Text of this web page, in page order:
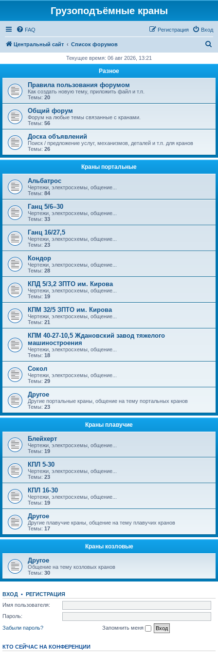
Грузоподъёмные краны
FAQ Вход
Регистрация
Центральный сайт Список форумов
с
Текущее время: 06 авг 2026, 13:21
Разное
Правила пользования форумом
Как создать новую тему, приложить файл и т.п.
Темы: 20
Общий форум
Форум на любые темы связанные с кранами.
Темы: 56
Доска объявлений
Поиск / предложение услуг, механизмов, деталей и т.п. для кранов
Темы: 26
Краны портальные
Альбатрос
Чертежи, электросхемы, общение...
Темы: 84
Ганц 5/6–30
Чертежи, электросхемы, общение...
Темы: 33
Ганц 16/27,5
Чертежи, электросхемы, общение...
Темы: 23
Кондор
Чертежи, электросхемы, общение...
Темы: 28
КПД 5/3,2 ЗПТО им. Кирова
Чертежи, электросхемы, общение...
Темы: 19
КПМ 32/5 ЗПТО им. Кирова
Чертежи, электросхемы, общение...
Темы: 21
КПМ 40-27-10,5 Ждановский завод тяжелого
машиностроения
Чертежи, электросхемы, общение...
Темы: 18
Сокол
Чертежи, электросхемы, общение...
Темы: 29
Другое
Другие портальные краны, общение на тему портальных кранов
Темы: 23
Краны плавучие
Блейхерт
Чертежи, электросхемы, общение...
Темы: 19
КПЛ 5-30
Чертежи, электросхемы, общение...
Темы: 23
КПЛ 16-30
Чертежи, электросхемы, общение...
Темы: 19
Другое
Другие плавучие краны, общение на тему плавучих кранов
Темы: 17
Краны козловые
Другое
Общение на тему козловых кранов
Темы: 30
ВХОД • РЕГИСТРАЦИЯ
Имя пользователя:
Пароль:
Забыли пароль?
Запомнить меня
КТО СЕЙЧАС НА КОНФЕРЕНЦИИ